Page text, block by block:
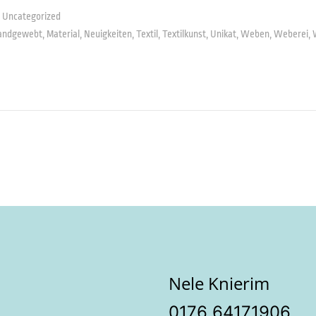
Uncategorized
Material Neuigkeiten Textil Textilkunst Unikat Weben Weberei
Nele Knierim